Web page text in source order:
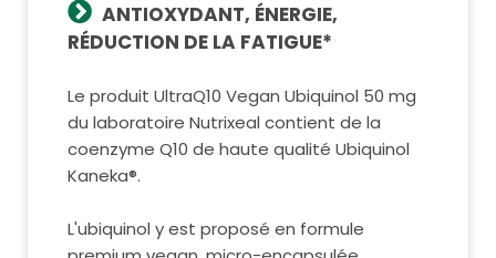
ANTIOXYDANT, ÉNERGIE,
RÉDUCTION DE LA FATIGUE*
Le produit UltraQ10 Vegan Ubiquinol 50 mg
du laboratoire Nutrixeal contient de la
coenzyme Q10 de haute qualité Ubiquinol
Kaneka®.
L'ubiquinol y est proposé en formule